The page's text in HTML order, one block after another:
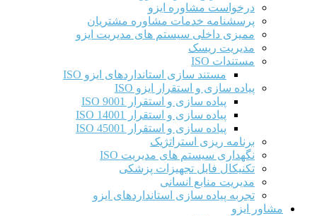
درخواست مشاوره ایزو
پرسشنامه خدمات مشاوره مشتریان
ممیزی داخلی سیستم های مدیریت ایزو
مدیریت ریسک
مستندات ISO
مستند سازی استانداردهای ایزو ISO
پیاده سازی و استقرار ایزو ISO
پیاده سازی و استقرار ISO 9001​
پیاده سازی و استقرار ISO 14001
پیاده سازی و استقرار ISO 45001
برنامه ریزی استراتژیک
نگهداری سیستم های مدیریت ISO
تکنیکال فایل تجهیزات پزشکی
مدیریت منابع انسانی
تجربه پیاده سازی استانداردهای ایزو
مشاور ایزو